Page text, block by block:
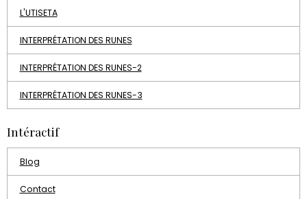
L'UTISETA
INTERPRÉTATION DES RUNES
INTERPRÉTATION DES RUNES-2
INTERPRÉTATION DES RUNES-3
Intéractif
Blog
Contact